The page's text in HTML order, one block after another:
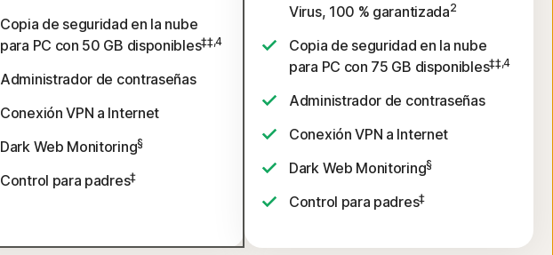
Copia de seguridad en la nube
para PC con 50 GB disponibles‡‡,4
Administrador de contraseñas
Conexión VPN a Internet
Dark Web Monitoring§
Control para padres‡
Virus, 100 % garantizada2
Copia de seguridad en la nube
para PC con 75 GB disponibles‡‡,4
Administrador de contraseñas
Conexión VPN a Internet
Dark Web Monitoring§
Control para padres‡